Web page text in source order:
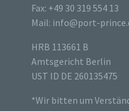
Fax: +49 30 319 554 13
Mail: info@port-
HRB 113661 B
Amtsgericht Berlin
UST ID DE 260135475
*Wir bitten um